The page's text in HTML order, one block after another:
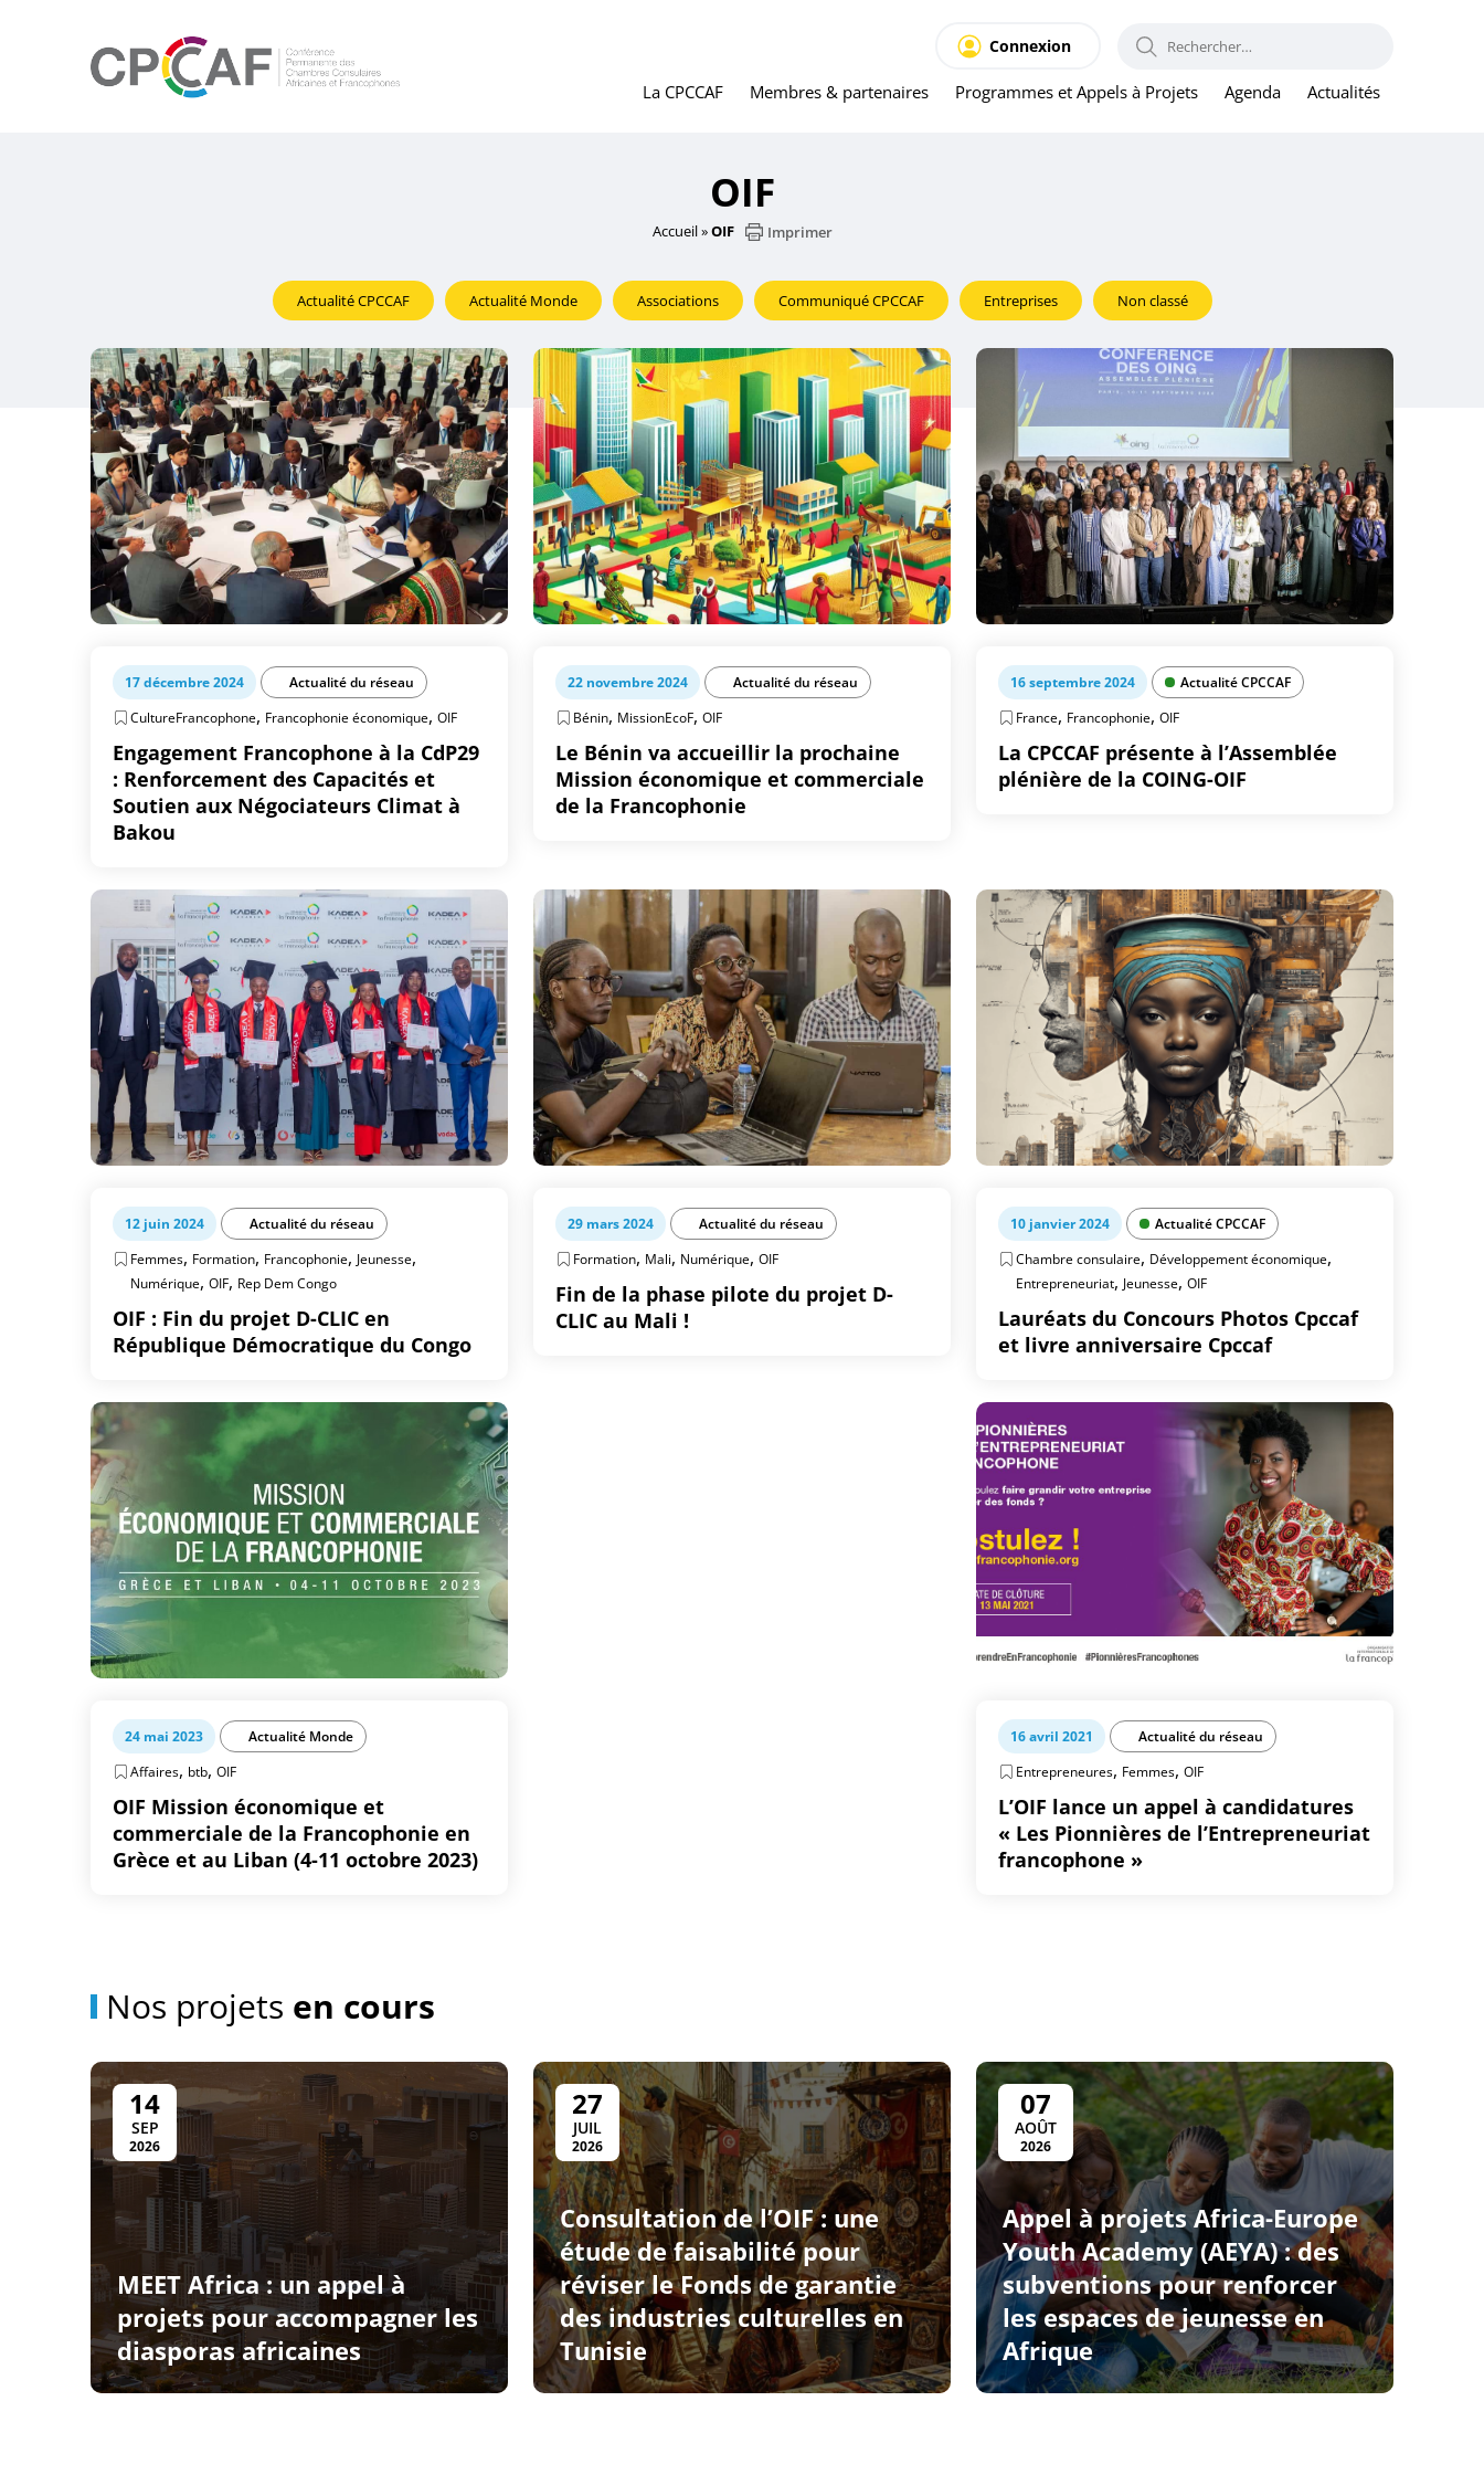
La CPCCAF Membres & partenaires Programmes et Appels à Projets Agenda Actualités
Connexion RECHERCHER :
OIF
Accueil»OIF Imprimer
Actualité CPCCAF Actualité Monde Associations Communiqué CPCCAF Entreprises Non classé
17 décembre 2024
Actualité du réseau
CultureFrancophone, Francophonie économique, OIF
Engagement Francophone à la CdP29
: Renforcement des Capacités et
Soutien aux Négociateurs Climat à
Bakou
22 novembre 2024
Actualité du réseau
Bénin, MissionEcoF,OIF
Le Bénin va accueillir la prochaine
Mission économique et commerciale
de la Francophonie
16 septembre 2024
Actualité CPCCAF
France, Francophonie,OIF
La CPCCAF présente à l’Assemblée
plénière de la COING-OIF
12 juin 2024
Actualité du réseau
Femmes, Formation, Francophonie, Jeunesse,
Numérique, OIF, Rep Dem Congo
OIF : Fin du projet D-CLIC en
République Démocratique du Congo
29 mars 2024
Actualité du réseau
Formation, Mali, Numérique,OIF
Fin de la phase pilote du projet D-
CLIC au Mali !
10 janvier 2024
Actualité CPCCAF
Chambre consulaire, Développement économique,
Entrepreneuriat, Jeunesse,OIF
Lauréats du Concours Photos Cpccaf
et livre anniversaire Cpccaf
24 mai 2023
Actualité Monde
Affaires, btb, OIF
OIF Mission économique et
commerciale de la Francophonie en
Grèce et au Liban (4-11 octobre 2023)
16 avril 2021
Actualité du réseau
Entrepreneures, Femmes,OIF
L’OIF lance un appel à candidatures
« Les Pionnières de l’Entrepreneuriat
francophone »
Nos projets en cours
14
SEP
2026
MEET Africa : un appel à
projets pour accompagner les
diasporas africaines
27
JUIL
2026
Consultation de l’OIF : une
étude de faisabilité pour
réviser le Fonds de garantie
des industries culturelles en
Tunisie
07
AOÛT
2026
Appel à projets Africa-Europe
Youth Academy (AEYA) : des
subventions pour renforcer
les espaces de jeunesse en
Afrique